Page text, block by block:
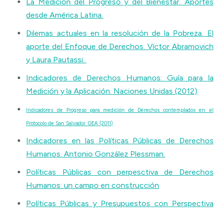
desde América Latina.
Dilemas actuales en la resolución de la Pobreza. El
aporte del Enfoque de Derechos. Víctor Abramovich
y Laura Pautassi.
Indicadores de Derechos Humanos: Guía para la
Medición y la Aplicación. Naciones Unidas (2012)
Indicadores de Progreso para medición de Derechos contemplados en el
Protocolo de San Salvador. OEA (2011)
Indicadores en las Políticas Públicas de Derechos
Humanos. Antonio González Plessman.
Políticas Públicas con perpesctiva de Derechos
Humanos: un campo en construcción
Políticas Públicas y Presupuestos con Perspectiva